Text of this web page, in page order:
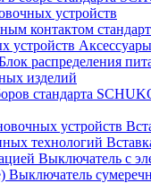
устройств
контактом
распределения
изделий
стандарта
Выключатель с
Выключатель